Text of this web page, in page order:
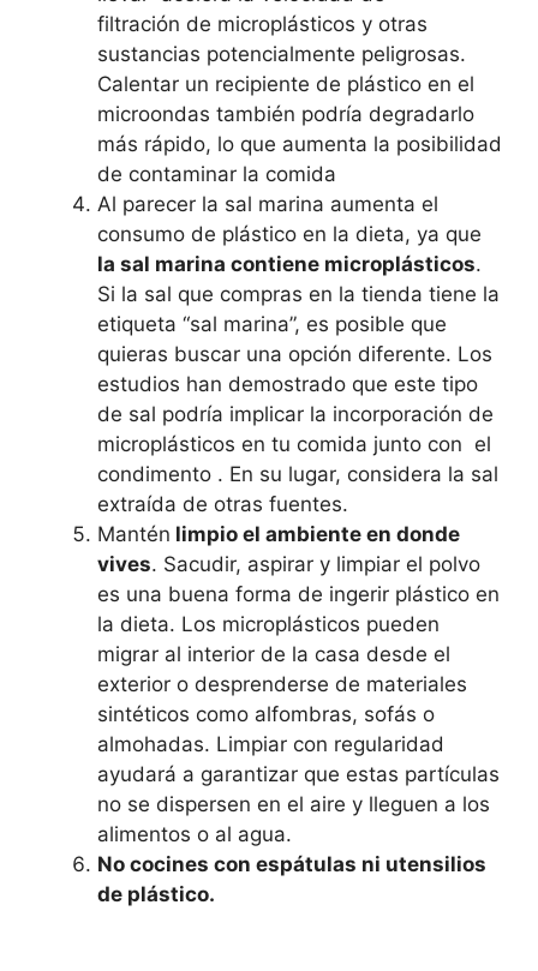
filtración de microplásticos y otras
sustancias potencialmente peligrosas.
Calentar un recipiente de plástico en el
microondas también podría degradarlo
más rápido, lo que aumenta la posibilidad
de contaminar la comida
Al parecer la sal marina aumenta el
consumo de plástico en la dieta, ya que
la sal marina contiene microplásticos.
Si la sal que compras en la tienda tiene la
etiqueta “sal marina”, es posible que
quieras buscar una opción diferente. Los
estudios han demostrado que este tipo
de sal podría implicar la incorporación de
microplásticos en tu comida junto con el
condimento . En su lugar, considera la sal
extraída de otras fuentes.
Mantén limpio el ambiente en donde
vives. Sacudir, aspirar y limpiar el polvo
es una buena forma de ingerir plástico en
la dieta. Los microplásticos pueden
migrar al interior de la casa desde el
exterior o desprenderse de materiales
sintéticos como alfombras, sofás o
almohadas. Limpiar con regularidad
ayudará a garantizar que estas partículas
no se dispersen en el aire y lleguen a los
alimentos o al agua.
No cocines con espátulas ni utensilios
de plástico.